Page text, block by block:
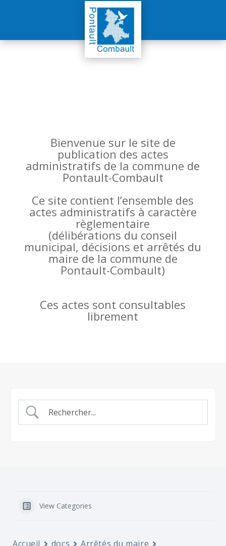
Bienvenue sur le site de
publication des actes
administratifs de la commune de
Pontault-Combault
Ce site contient l’ensemble des
actes administratifs à caractère
règlementaire
(délibérations du conseil
municipal, décisions et arrêtés du
maire de la commune de
Pontault-Combault)
Ces actes sont consultables
librement
View Categories
Accueil docs
Arrêtés du maire